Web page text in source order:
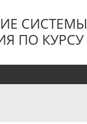
СИСТЕМЫ
ПО КУРСУ